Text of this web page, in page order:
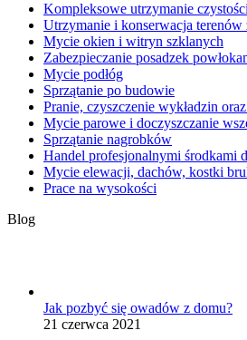
Kompleksowe utrzymanie czystości
Utrzymanie i konserwacja terenów
Mycie okien i witryn szklanych
Zabezpieczanie posadzek
Mycie podłóg
Sprzątanie po budowie
Pranie, czyszczenie wykładzin
Mycie parowe i doczyszczanie
Sprzątanie nagrobków
Handel profesjonalnymi środkami
Mycie elewacji, dachów, kostki
Prace na wysokości
Blog
Jak pozbyć się owadów z domu?
21 czerwca 2021